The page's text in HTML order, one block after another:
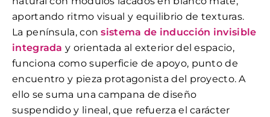
aportando ritmo visual y equilibrio de texturas.
La península, consistema de inducción invisible
integrada y orientada al exterior del espacio,
funciona como superficie de apoyo, punto de
encuentro y pieza protagonista del proyecto. A
ello se suma una campana de diseño
suspendido y lineal, que refuerza el carácter